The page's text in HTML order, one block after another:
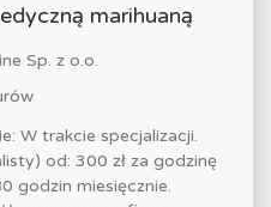
marihuaną
Sp. z o.o.
W trakcie specjalizacji.
od: 300 zł za godzinę
godzin miesięcznie.